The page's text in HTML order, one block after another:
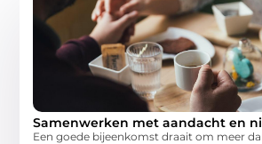
Samenwerken met aandacht en
Een goede bijeenkomst draait om meer